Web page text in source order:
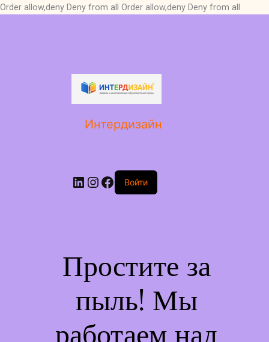
Order allow,deny Deny from all Order allow,deny Deny from all
Интердизайн
LinkedIn
Instagram
Facebook
Войти
Простите за
пыль! Мы